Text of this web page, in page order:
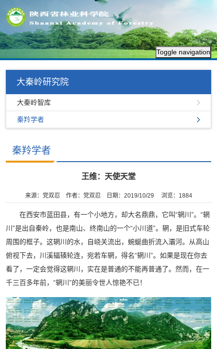
Toggle navigation
大秦岭研究院
大秦岭智库
秦羚学者
秦羚学者
王维：天使天堂
来源：党双忍 作者：党双忍 日期：2019/10/29 浏览： 1884
在西安市蓝田县，有一个小地方，却大名鼎鼎，它叫“辋川”。“辋
川”是出自秦岭，也是南山、终南山的一个“小川道”。辋，是旧式车轮
周围的框子。这辋川的水，自峣关流出，蜿蜒曲折流入灞河。从高山
俯视下去，川溪辐辏轮连，宛若车辋，得名“辋川”。如果是现在你去
看了，一定会觉得这辋川，实在是普通的不能再普通了。然而，在一
千三百多年前，“辋川”的美丽令世人惊艳不已！